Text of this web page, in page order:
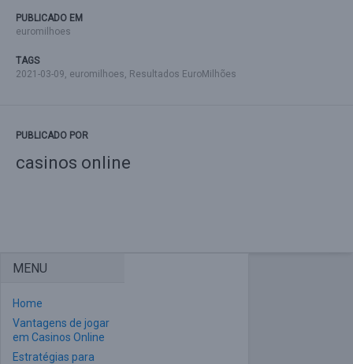
PUBLICADO EM
euromilhoes
TAGS
2021-03-09, euromilhoes, Resultados EuroMilhões
PUBLICADO POR
casinos online
MENU
Home
Vantagens de jogar
em Casinos Online
Estratégias para